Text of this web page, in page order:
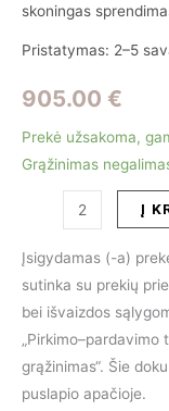
skoningas
Pristatymas: 2–5
905.00 €
Prekė užsakoma,
Grąžinimas
produkto
Valgomojo
kėdė
ODESSA
KHAKI
Į
Įsigydamas (-a)
sutinka su prekių
bei išvaizdos
„Pirkimo–pardavimo
grąžinimas“. Šie
puslapio apačioje.